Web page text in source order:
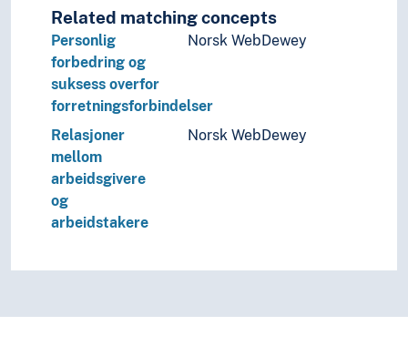
Sikkerhet (Statsvitenskap)
Stat
Statsborgerskap
Statskupp
Statsmakt
Stormakter
Styresett
Verdenssamfunn
Teori og metode (Samfunnsvitenskap)
Språk
Tid i enheter, stadier og perioder
Related matching concepts
Personlig
forbedring og
suksess overfor
forretningsforbindelser
Norsk WebDewey
Relasjoner
mellom
arbeidsgivere
og
arbeidstakere
Norsk WebDewey